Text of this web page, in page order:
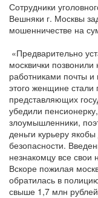
Сотрудники
Вешняки г. Москвы
мошенничестве на
«Предварительно
москвички
работниками почты
этого женщине стали
представляющих
убедили
злоумышленники,
деньги курьеру
безопасности.
незнакомцу все
Вскоре пожилая
обратилась в
свыше 1,7 млн